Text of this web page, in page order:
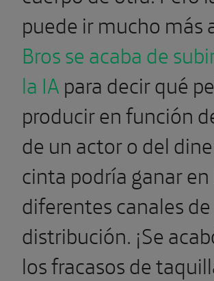
puede ir mucho más
Bros se acaba de
la IApara decir qué
producir en función
de un actor o del
cinta podría ganar en
diferentes canales de
distribución. ¡Se
los fracasos de